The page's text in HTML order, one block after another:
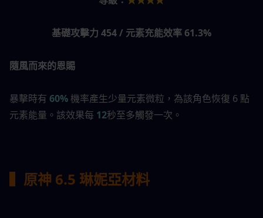
基礎攻擊力 454 / 元素充能效率 61.3%
隨風而來的恩賜
暴擊時有 60% 機率產生少量元素微粒，為該角色恢復 6 點
元素能量。該效果每 12秒至多觸發一次。
▍原神 6.5 琳妮亞材料